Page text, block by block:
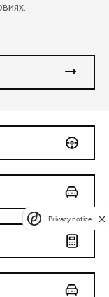
Privacy notice